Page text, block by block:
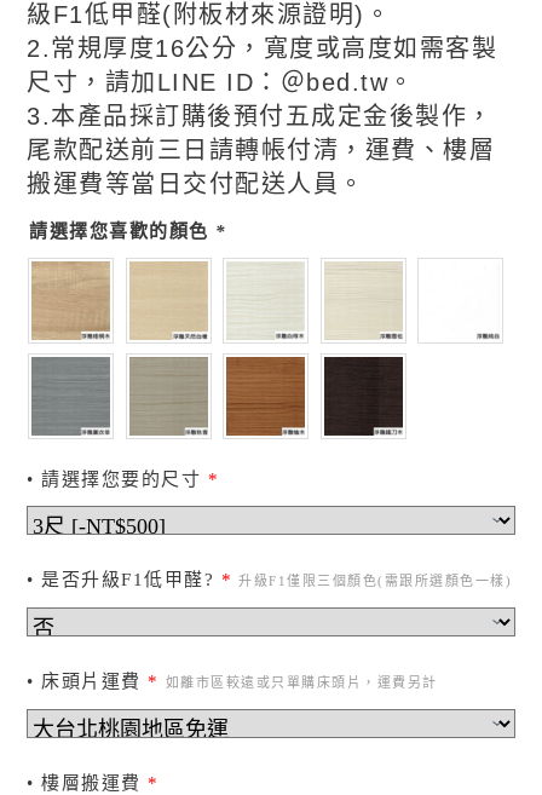
級F1低甲醛(附板材來源證明)。
2.常規厚度16公分，寬度或高度如需客製
尺寸，請加LINE ID：＠bed.tw。
3.本產品採訂購後預付五成定金後製作，
尾款配送前三日請轉帳付清，運費、樓層
搬運費等當日交付配送人員。
請選擇您喜歡的顏色 *
• 請選擇您要的尺寸 *
• 是否升級F1低甲醛? * 升級F1僅限三個顏色(需跟所選顏色一樣)
• 床頭片運費 * 如離市區較遠或只單購床頭片，運費另計
• 樓層搬運費 *